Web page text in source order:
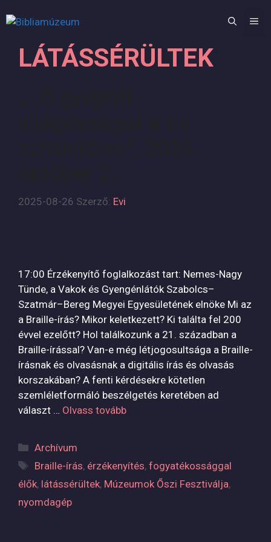
LÁTÁSSÉRÜLTEK
2025-08-26 Szerző: Evi
17:00 Érzékenyítő foglalkozást tart: Nemes-Nagy
Tünde, a Vakok és Gyengénlátók Szabolcs–
Szatmár–Bereg Megyei Egyesületének elnöke Mi az
a Braille-írás? Mikor keletkezett? Ki találta fel 200
évvel ezelőtt? Hol találkozunk a 21. században a
Braille-írással? Van-e még létjogosultsága a Braille-
írásnak és olvasásnak a digitális írás és olvasás
korszakában? A fenti kérdésekre kötetlen
szemléletformáló beszélgetés keretében ad
választ … Olvass tovább
Kategória
Archívum
Címkék
Braille-írás, érzékenyítés,fogyatékossággal
élők, látássérültek, Múzeumok Őszi Fesztiválja,
nyomdagép